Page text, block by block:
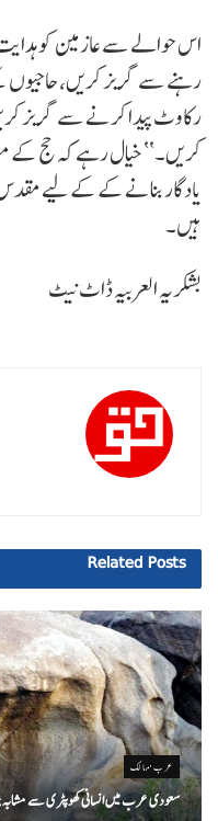
اس حوالے سے عازمین
رہنے سے گریز کریں،
رکاوٹ پیدا کرنے سے گریز
کریں۔‘‘ خیال رہے کہ حج کے
یادگار بنانے کے کے لیے
ہیں۔
بشکریہ العربیہ ڈاٹ نیٹ
Related Posts
عرب ممالک
سعودی عرب میں انسانی کھوپٹری سے مشابہ